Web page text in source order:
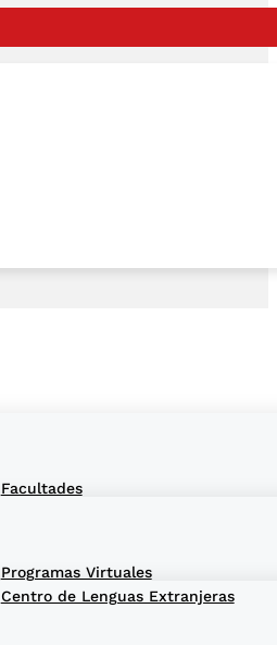
Facultades
Centro de Lenguas Extranjeras
Programas Virtuales